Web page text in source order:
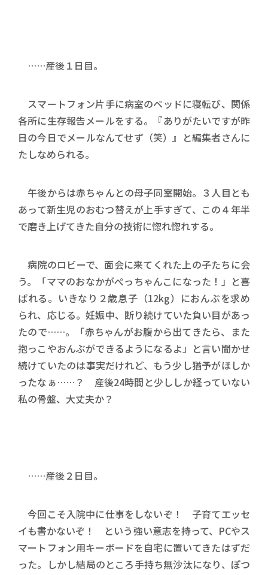
……産後１日目。
スマートフォン片手に病室のベッドに寝転び、関係
各所に生存報告メールをする。『ありがたいですが昨
日の今日でメールなんてせず（笑）』と編集者さんに
たしなめられる。
午後からは赤ちゃんとの母子同室開始。３人目とも
あって新生児のおむつ替えが上手すぎて、この４年半
で磨き上げてきた自分の技術に惚れ惚れする。
病院のロビーで、面会に来てくれた上の子たちに会
う。「ママのおなかがぺっちゃんこになった！」と喜
ばれる。いきなり２歳息子（12kg）におんぶを求め
られ、応じる。妊娠中、断り続けていた負い目があっ
たので……。「赤ちゃんがお腹から出てきたら、また
抱っこやおんぶができるようになるよ」と言い聞かせ
続けていたのは事実だけれど、もう少し猶予がほしか
ったなぁ……？ 産後24時間と少ししか経っていない
私の骨盤、大丈夫か？
……産後２日目。
今回こそ入院中に仕事をしないぞ！ 子育てエッセ
イも書かないぞ！ という強い意志を持って、PCやス
マートフォン用キーボードを自宅に置いてきたはずだ
った。しかし結局のところ手持ち無沙汰になり、ぽつ